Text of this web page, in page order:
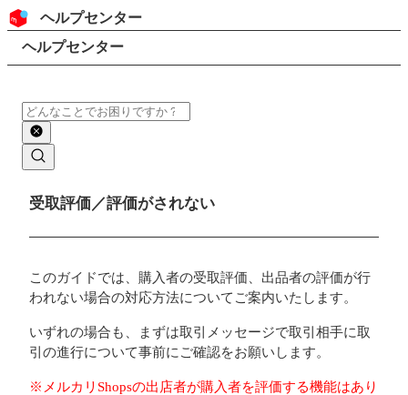
コンテンツにスキップ
ヘッダー
ヘルプセンター
検索
パンくずリスト
ヘルプセンター
検索
メインコンテンツ
受取評価／評価がされない
このガイドでは、購入者の受取評価、出品者の評価が行
われない場合の対応方法についてご案内いたします。
いずれの場合も、まずは取引メッセージで取引相手に取
引の進行について事前にご確認をお願いします。
※メルカリShopsの出店者が購入者を評価する機能はあり